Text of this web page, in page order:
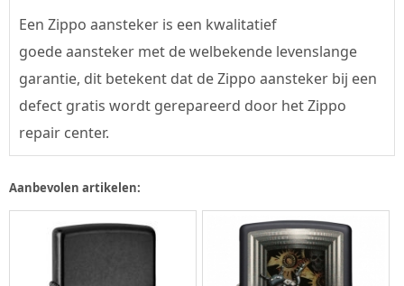
Een Zippo aansteker is een kwalitatief
goede aansteker met de welbekende levenslange
garantie, dit betekent dat de Zippo aansteker bij een
defect gratis wordt gerepareerd door het Zippo
repair center.
Aanbevolen artikelen: